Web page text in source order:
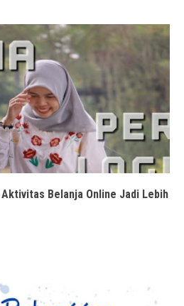
Belanja Online Jadi Lebih